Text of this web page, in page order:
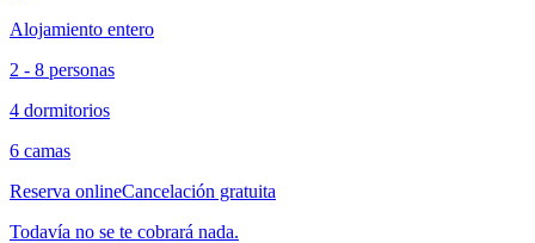
Alojamiento entero
2 - 8 personas
4 dormitorios
6 camas
Reserva onlineCancelación gratuita
Todavía no se te cobrará nada.